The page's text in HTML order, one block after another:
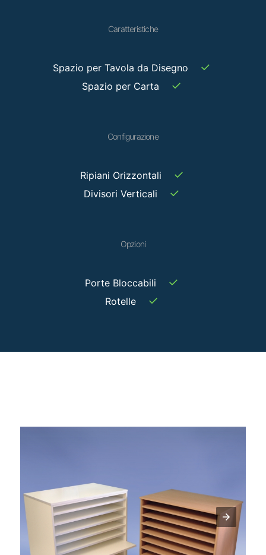
Caratteristiche
Spazio per Tavola da Disegno ✓
Spazio per Carta ✓
Configurazione
Ripiani Orizzontali ✓
Divisori Verticali ✓
Opzioni
Porte Bloccabili ✓
Rotelle ✓